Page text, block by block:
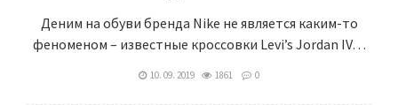
Деним на обуви бренда Nike не является каким-то
феноменом – известные кроссовки Levi’s Jordan IV…
10. 09. 2019 1861 0